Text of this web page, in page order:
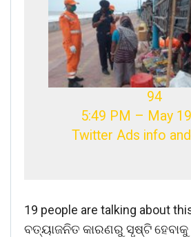
94
5:49 PM – May
Twitter Ads info
19 people are talking about
ବତ୍ୟାଜନିତ କାରଣରୁ ସୃଷ୍ଟି ହେବାକୁ